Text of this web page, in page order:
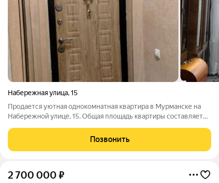
Набережная улица,15
Продается уютная однокомнатная квартира в Мурманске на
Набережной улице, 15. Общая площадь квартиры составляет
расположена на 2 этаже кирпичного дома 1951 года постройки.
Высокие
Позвонить
2 700 000 ₽